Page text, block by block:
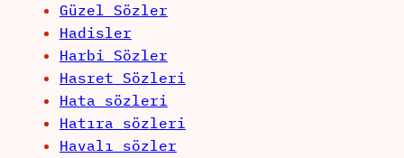
Güzel Sözler
Hadisler
Harbi Sözler
Hasret Sözleri
Hata sözleri
Hatıra sözleri
Havalı sözler